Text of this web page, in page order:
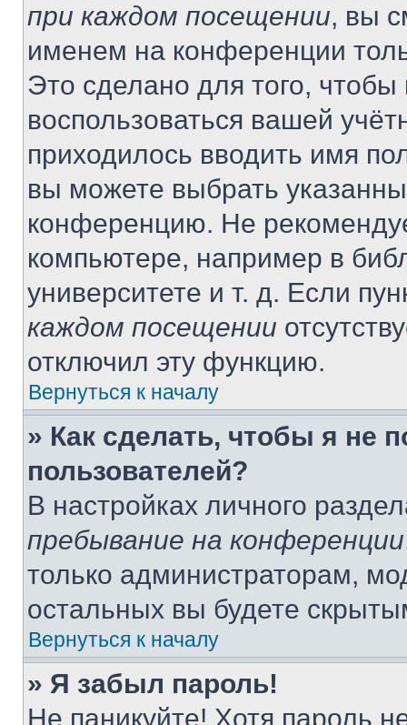
при каждом посещении, вы
именем на конференции
Это сделано для того, чтобы
воспользоваться вашей
приходилось вводить имя
вы можете выбрать
конференцию. Не
компьютере, например в
университете и т. д. Если
каждом посещении
отключил эту функцию.
Вернуться к началу
» Как сделать, чтобы я не
пользователей?
В настройках личного
пребывание на конференции
только администраторам,
остальных вы будете
Вернуться к началу
» Я забыл пароль!
Не паникуйте! Хотя пароль